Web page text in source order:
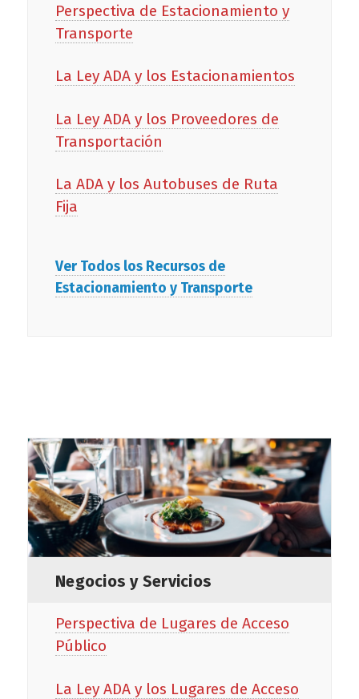
Perspectiva de Estacionamiento y
Transporte
La Ley ADA y los Estacionamientos
La Ley ADA y los Proveedores de
Transportación
La ADA y los Autobuses de Ruta
Fija
Ver Todos los Recursos de
Estacionamiento y Transporte
Negocios y Servicios
Perspectiva de Lugares de Acceso
Público
La Ley ADA y los Lugares de Acceso